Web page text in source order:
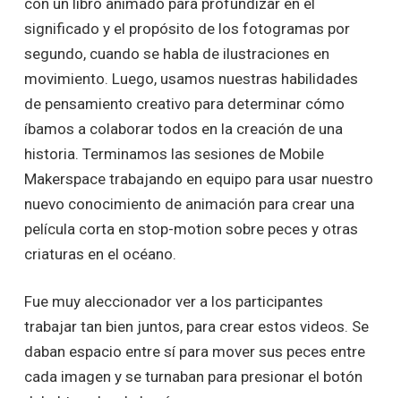
con un libro animado para profundizar en el
significado y el propósito de los fotogramas por
segundo, cuando se habla de ilustraciones en
movimiento. Luego, usamos nuestras habilidades
de pensamiento creativo para determinar cómo
íbamos a colaborar todos en la creación de una
historia. Terminamos las sesiones de Mobile
Makerspace trabajando en equipo para usar nuestro
nuevo conocimiento de animación para crear una
película corta en stop-motion sobre peces y otras
criaturas en el océano.
Fue muy aleccionador ver a los participantes
trabajar tan bien juntos, para crear estos videos. Se
daban espacio entre sí para mover sus peces entre
cada imagen y se turnaban para presionar el botón